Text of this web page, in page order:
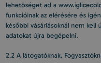
lehetőséget ad a
funkcióinak az elérésére és
későbbi vásárlásoknál nem kell
adatokat újra begépelni.
2.2 A látogatóknak,